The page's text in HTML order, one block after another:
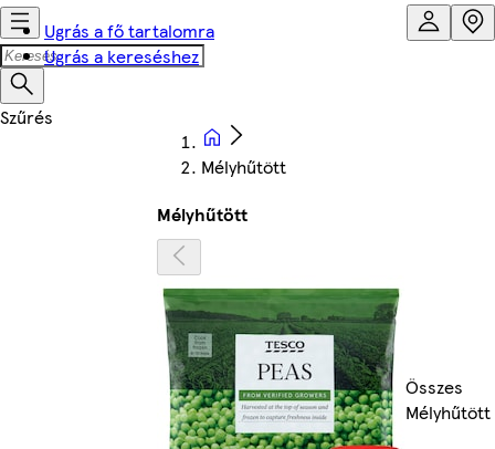
Ugrás a fő tartalomra
Ugrás a kereséshez
Mélyhűtött
Mélyhűtött
Összes
Mélyhűtött